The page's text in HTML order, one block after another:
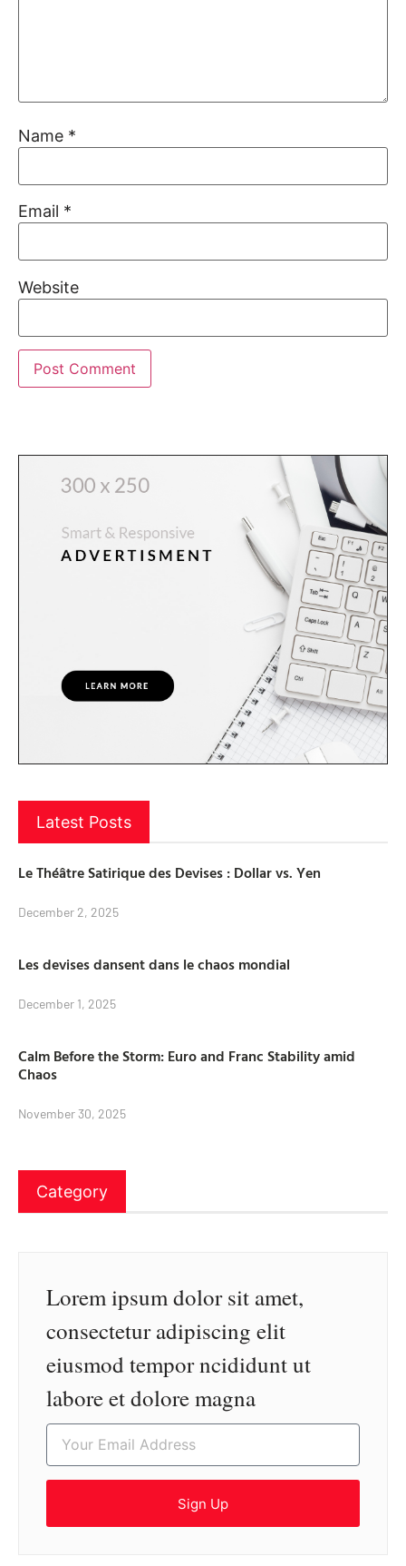
Name *
Email *
Website
Latest Posts
Le Théâtre Satirique des Devises : Dollar vs. Yen
December 2, 2025
Les devises dansent dans le chaos mondial
December 1, 2025
Calm Before the Storm: Euro and Franc Stability amid
Chaos
November 30, 2025
Category
Lorem ipsum dolor sit amet,
consectetur adipiscing elit
eiusmod tempor ncididunt ut
labore et dolore magna
Sign Up